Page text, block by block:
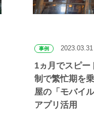
事例 2023.03.31
1ヵ月でスピー
制で繁忙期を
屋の「モバイ
アプリ活用